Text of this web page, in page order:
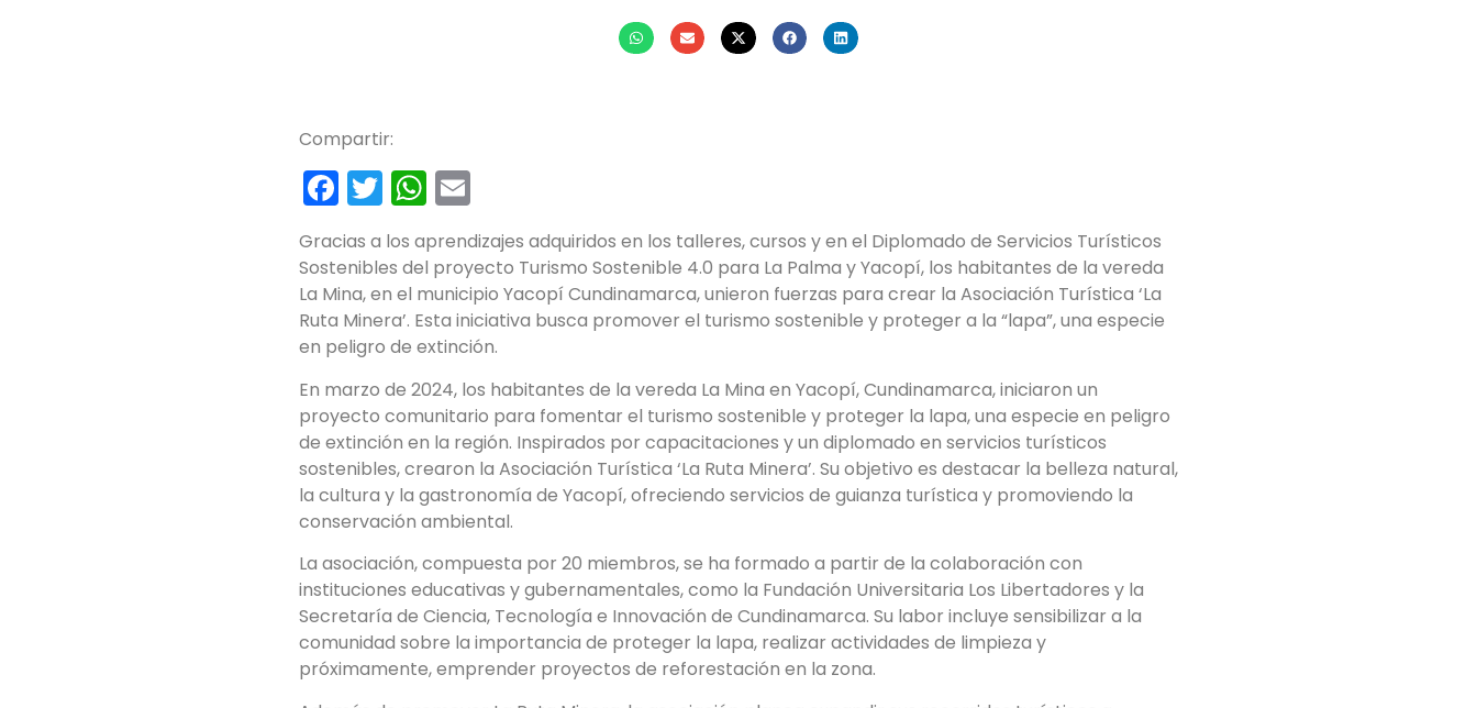
Compartir:
Facebook
TwitterWhatsApp
Gracias a los aprendizajes adquiridos en los talleres, cursos y en el Diplomado de Servicios Turísticos
Sostenibles del proyecto Turismo Sostenible 4.0 para La Palma y Yacopí, los habitantes de la vereda
La Mina, en el municipio Yacopí Cundinamarca, unieron fuerzas para crear la Asociación Turística ‘La
Ruta Minera’. Esta iniciativa busca promover el turismo sostenible y proteger a la “lapa”, una especie
en peligro de extinción.
En marzo de 2024, los habitantes de la vereda La Mina en Yacopí, Cundinamarca, iniciaron un
proyecto comunitario para fomentar el turismo sostenible y proteger la lapa, una especie en peligro
de extinción en la región. Inspirados por capacitaciones y un diplomado en servicios turísticos
sostenibles, crearon la Asociación Turística ‘La Ruta Minera’. Su objetivo es destacar la belleza natural,
la cultura y la gastronomía de Yacopí, ofreciendo servicios de guianza turística y promoviendo la
conservación ambiental.
La asociación, compuesta por 20 miembros, se ha formado a partir de la colaboración con
instituciones educativas y gubernamentales, como la Fundación Universitaria Los Libertadores y la
Secretaría de Ciencia, Tecnología e Innovación de Cundinamarca. Su labor incluye sensibilizar a la
comunidad sobre la importancia de proteger la lapa, realizar actividades de limpieza y
próximamente, emprender proyectos de reforestación en la zona.